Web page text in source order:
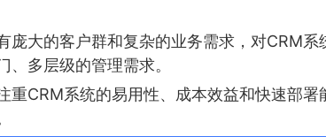
庞大的客户群和复杂的业务需求，对CRM系
多层级的管理需求。
重CRM系统的易用性、成本效益和快速部署